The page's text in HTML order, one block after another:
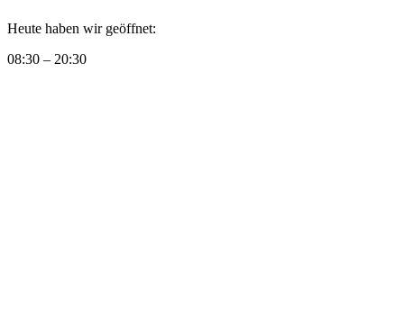
Heute haben wir geöffnet:
08:30 – 20:30